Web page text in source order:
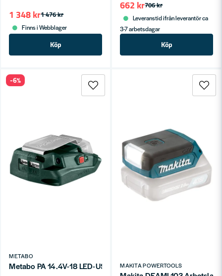
1 476 kr
1 348 kr
Finns i Webblager
Köp
706 kr
662 kr
Leveranstid ifrån leverantör ca
3-7 arbetsdagar
Köp
METABO
Metabo PA 14.4V-18 LED-USB Adapter
-6%
MAKITA POWERTOOLS